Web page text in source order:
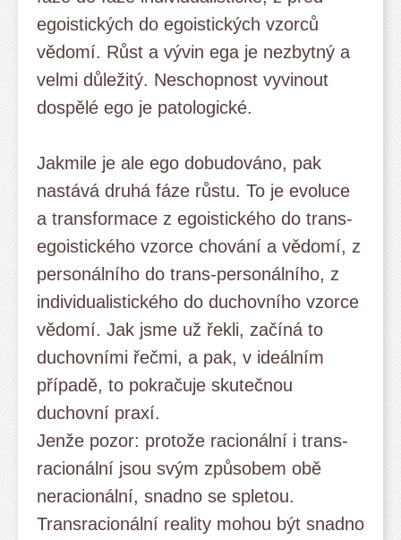
egoistických do egoistických vzorců
vědomí. Růst a vývin ega je nezbytný a
velmi důležitý. Neschopnost vyvinout
dospělé ego je patologické.
Jakmile je ale ego dobudováno, pak
nastává druhá fáze růstu. To je evoluce
a transformace z egoistického do trans-
egoistického vzorce chování a vědomí, z
personálního do trans-personálního, z
individualistického do duchovního vzorce
vědomí. Jak jsme už řekli, začíná to
duchovními řečmi, a pak, v ideálním
případě, to pokračuje skutečnou
duchovní praxí.
Jenže pozor: protože racionální i trans-
racionální jsou svým způsobem obě
neracionální, snadno se spletou.
Transracionální reality mohou být snadno